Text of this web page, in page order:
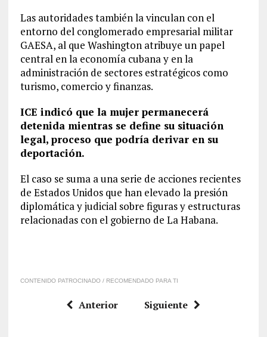
Las autoridades también la vinculan con el
entorno del conglomerado empresarial militar
GAESA, al que Washington atribuye un papel
central en la economía cubana y en la
administración de sectores estratégicos como
turismo, comercio y finanzas.
ICE indicó que la mujer permanecerá
detenida mientras se define su situación
legal, proceso que podría derivar en su
deportación.
El caso se suma a una serie de acciones recientes
de Estados Unidos que han elevado la presión
diplomática y judicial sobre figuras y estructuras
relacionadas con el gobierno de La Habana.
CONTENIDO PATROCINADO / RECOMENDADO PARA TI
Anterior Siguiente